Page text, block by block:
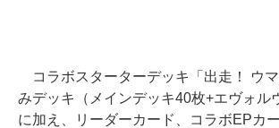
コラボスターターデッキ「出走！ ウ
みデッキ（メインデッキ40枚+エヴォル
に加え、リーダーカード、コラボEPカ